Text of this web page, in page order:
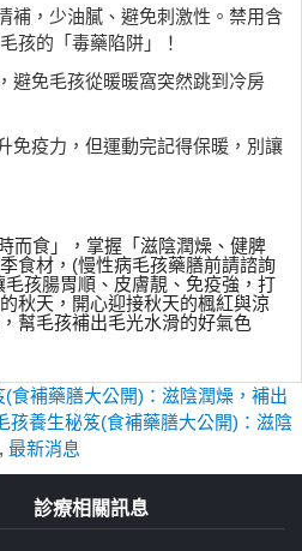
補，少油膩、避免刺激性。禁用含
孩的「毒藥陷阱」！
避免毛孩從暖暖窩突然跳到冷房
免疫力，但運動完記得保暖，別讓
而食」，掌握「滋陰潤燥、健脾
食材，(慢性病毛孩藥膳前請諮詢
孩腸胃順、皮膚靚、免疫強，打
秋天，開心迎接秋天的楓紅與涼
幫毛孩補出毛光水滑的好氣色
食補藥膳大公開)：滋陰潤燥，補出
孩養生秘笈(食補藥膳大公開)：滋陰
, 最新消息
診療相關訊息